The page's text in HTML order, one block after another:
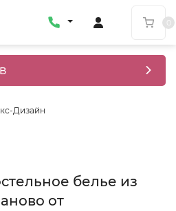
Дизайн
белье из
от